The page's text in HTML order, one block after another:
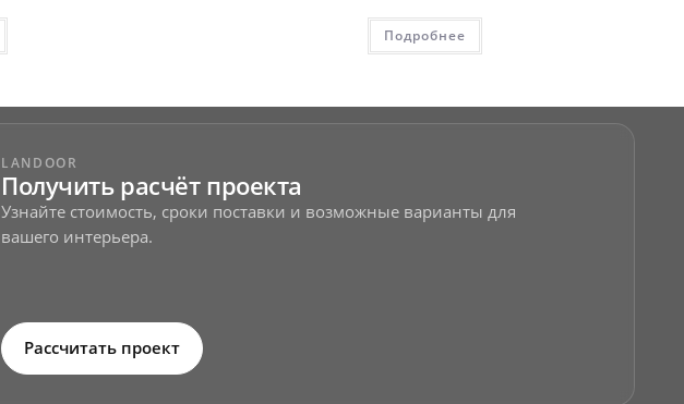
Подробнее
LANDOOR
Получить расчёт проекта
Узнайте стоимость, сроки поставки и возможные варианты для
вашего интерьера.
Рассчитать проект